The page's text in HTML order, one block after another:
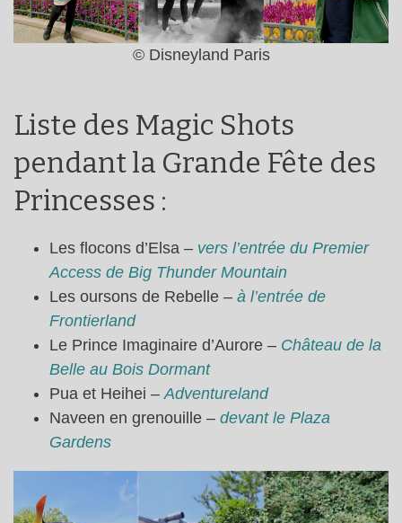
© Disneyland Paris
Liste des Magic Shots
pendant la Grande Fête des
Princesses :
Les flocons d’Elsa – vers l’entrée du Premier
Access de Big Thunder Mountain
Les oursons de Rebelle – à l’entrée de
Frontierland
Le Prince Imaginaire d’Aurore – Château de la
Belle au Bois Dormant
Pua et Heihei –Adventureland
Naveen en grenouille – devant le Plaza
Gardens